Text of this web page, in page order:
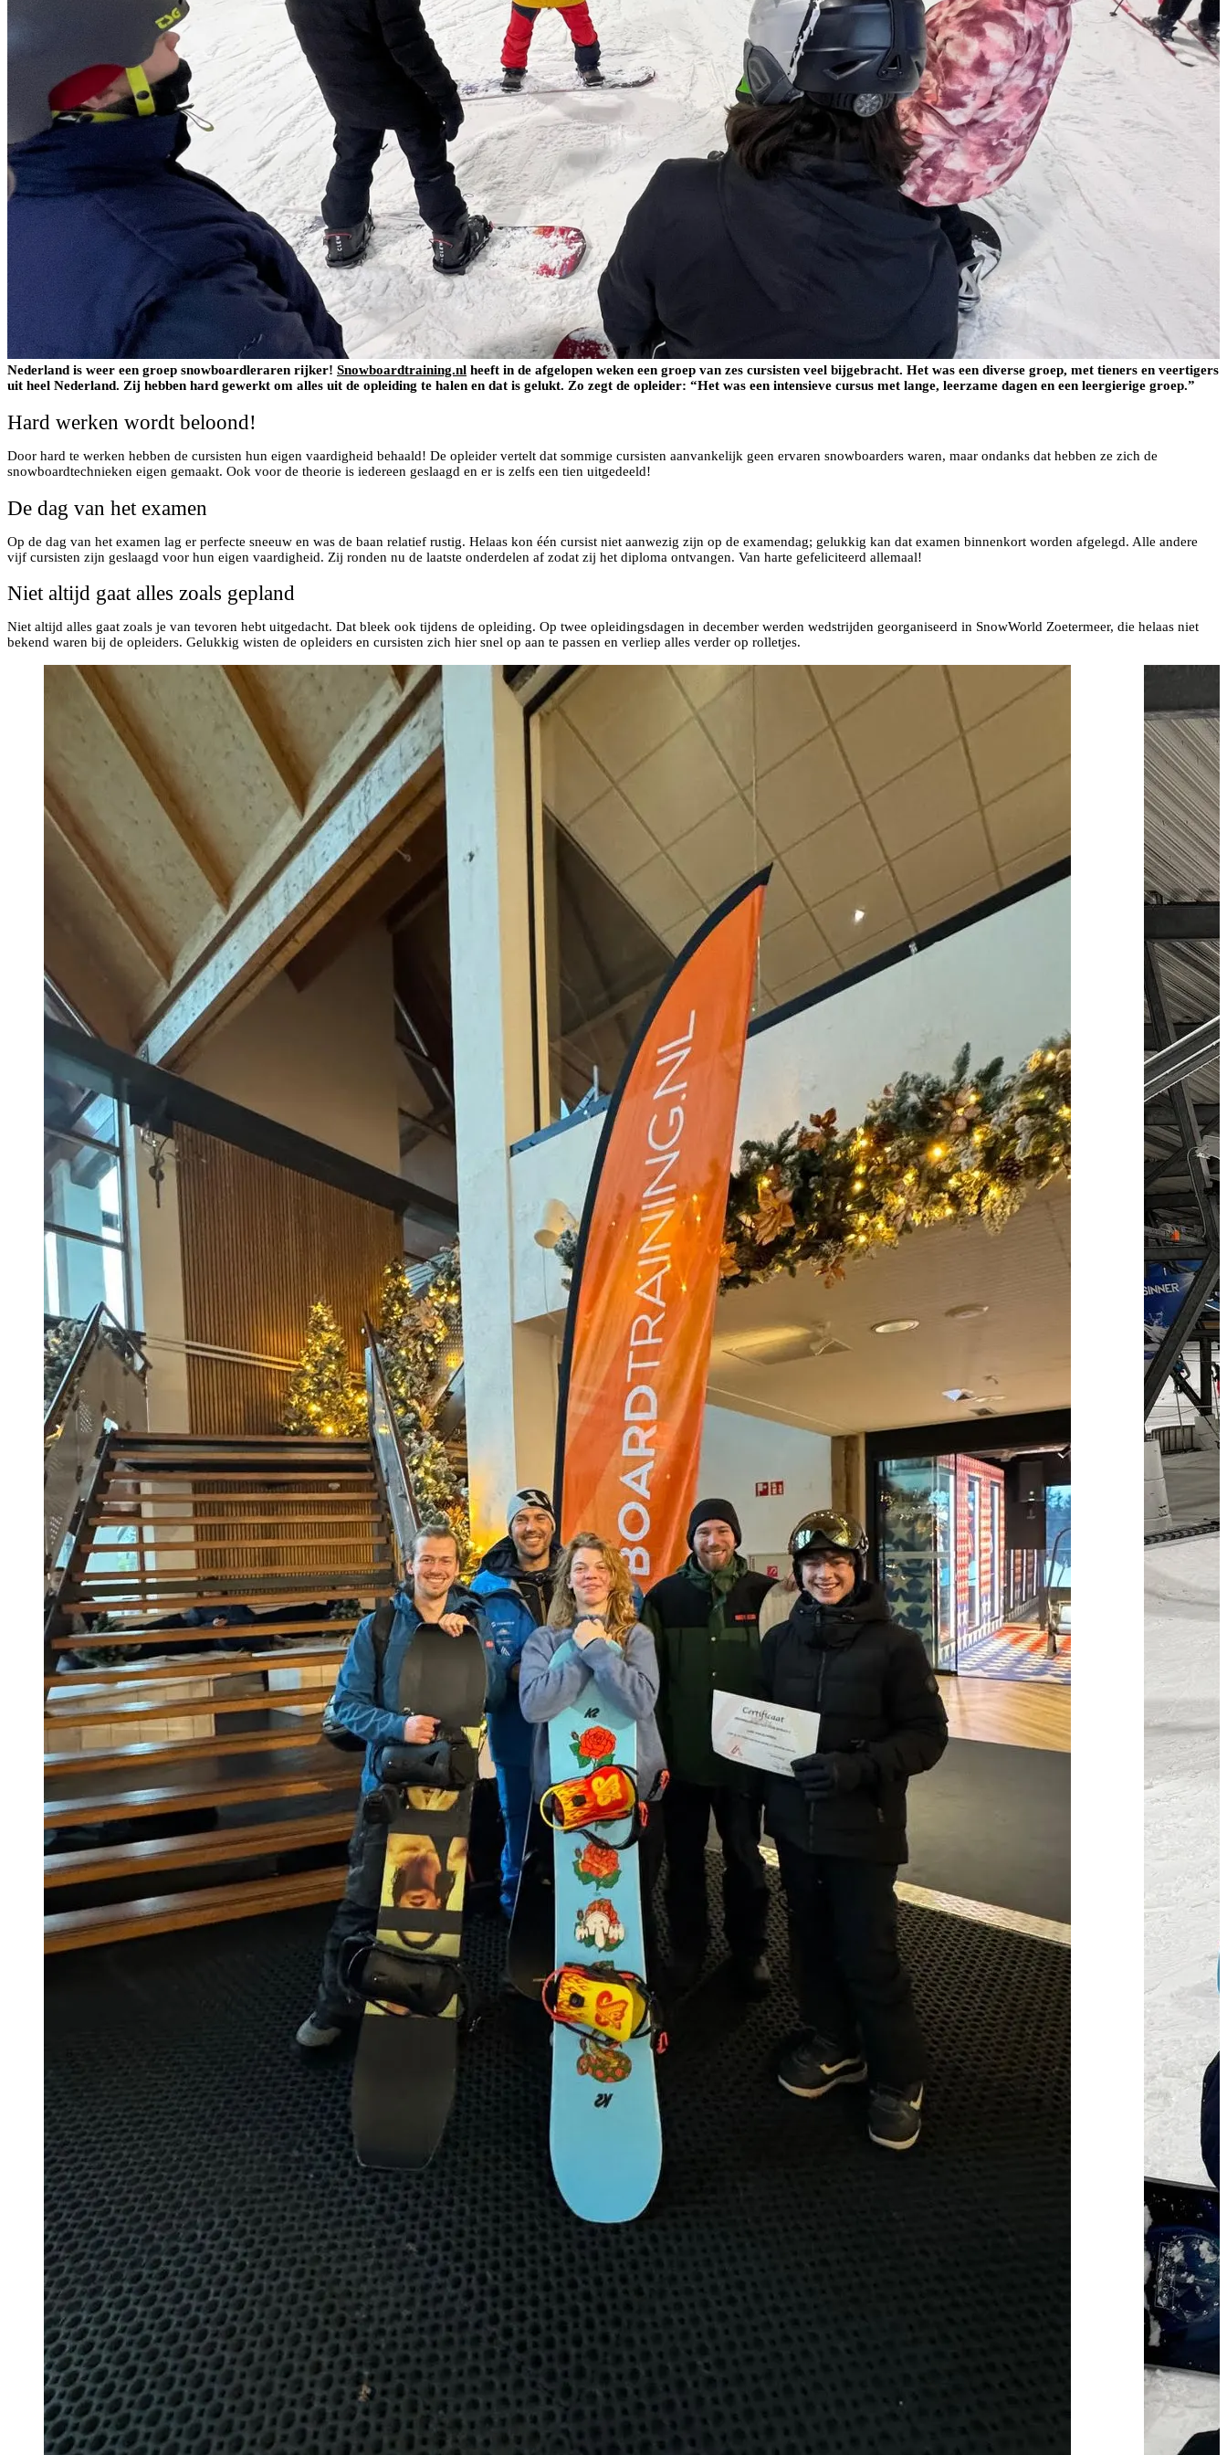
Nederland is weer een groep snowboardleraren rijker! Snowboardtraining.nl heeft in de afgelopen weken een groep van zes cursisten veel bijgebracht. Het was een diverse groep, met tieners en veertigers
uit heel Nederland. Zij hebben hard gewerkt om alles uit de opleiding te halen en dat is gelukt. Zo zegt de opleider: “Het was een intensieve cursus met lange, leerzame dagen en een leergierige groep.”
Hard werken wordt beloond!
Door hard te werken hebben de cursisten hun eigen vaardigheid behaald! De opleider vertelt dat sommige cursisten aanvankelijk geen ervaren snowboarders waren, maar ondanks dat hebben ze zich de
snowboardtechnieken eigen gemaakt. Ook voor de theorie is iedereen geslaagd en er is zelfs een tien uitgedeeld!
De dag van het examen
Op de dag van het examen lag er perfecte sneeuw en was de baan relatief rustig. Helaas kon één cursist niet aanwezig zijn op de examendag; gelukkig kan dat examen binnenkort worden afgelegd. Alle andere
vijf cursisten zijn geslaagd voor hun eigen vaardigheid. Zij ronden nu de laatste onderdelen af zodat zij het diploma ontvangen. Van harte gefeliciteerd allemaal!
Niet altijd gaat alles zoals gepland
Niet altijd alles gaat zoals je van tevoren hebt uitgedacht. Dat bleek ook tijdens de opleiding. Op twee opleidingsdagen in december werden wedstrijden georganiseerd in SnowWorld Zoetermeer, die helaas niet
bekend waren bij de opleiders. Gelukkig wisten de opleiders en cursisten zich hier snel op aan te passen en verliep alles verder op rolletjes.